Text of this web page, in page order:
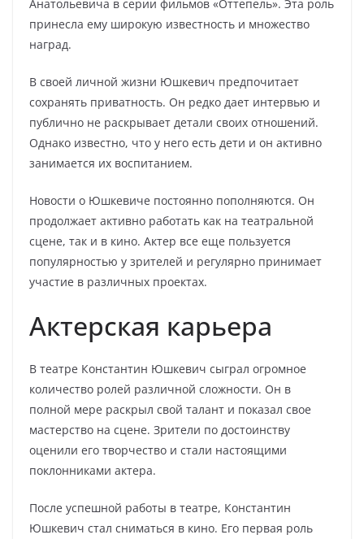
Анатольевича в серии фильмов «Оттепель». Эта роль
принесла ему широкую известность и множество
наград.
В своей личной жизни Юшкевич предпочитает
сохранять приватность. Он редко дает интервью и
публично не раскрывает детали своих отношений.
Однако известно, что у него есть дети и он активно
занимается их воспитанием.
Новости о Юшкевиче постоянно пополняются. Он
продолжает активно работать как на театральной
сцене, так и в кино. Актер все еще пользуется
популярностью у зрителей и регулярно принимает
участие в различных проектах.
Актерская карьера
В театре Константин Юшкевич сыграл огромное
количество ролей различной сложности. Он в
полной мере раскрыл свой талант и показал свое
мастерство на сцене. Зрители по достоинству
оценили его творчество и стали настоящими
поклонниками актера.
После успешной работы в театре, Константин
Юшкевич стал сниматься в кино. Его первая роль